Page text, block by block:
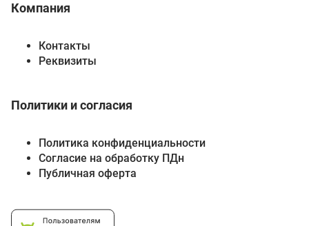
Компания
Контакты
Реквизиты
Политики и согласия
Политика конфиденциальности
Согласие на обработку ПДн
Публичная оферта